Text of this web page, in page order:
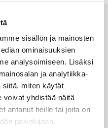
sisällön ja mainosten
ominaisuuksien
analysoimiseen. Lisäksi
ja analytiikka-
siitä, miten käytät
voivat yhdistää näitä
antanut heille tai joita on
palvelujaan.
palveluiden
seuraavasti: